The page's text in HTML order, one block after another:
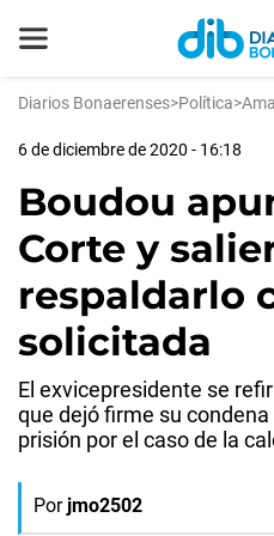
Diarios Bonaerenses>Política>
6 de diciembre de 2020 - 16:18
Boudou
Corte y
respaldarlo
solicitada
El exvicepresidente se
que dejó firme su
prisión por el caso de la
Por jmo2502